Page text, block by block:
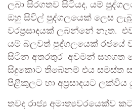
ලබා සිරගතව සිටියද, යම්
ඔහු සිවිල් පුද්ගලයෙක් ලෙස
වරප්‍රසාදයක් ලබන්නේ නැත.
යම් බලවත් පුද්ගලයෙක් රජයේ
සිටින අතරතුර අවමන් සහගත
සිදුකොට තිබේනම් එය සමස්ත
පිළිකුලට හා අප්‍රසාදයට ලක්විය
තවද රාජ්‍ය අමාත්‍යවරයෙක්ව